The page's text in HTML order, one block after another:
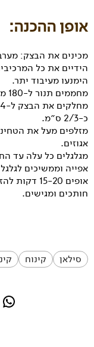
אופן ההכנה:
מכינים את הבצק:
הידיים את כל
הימנעו מעיבוד יתר.
מחממים תנור ל-180 מעלות.
כ-2/3 ס״מ.
מזלפים מעל את
אגוזים.
מגלגלים כל עלה עד
אפייה וממשיכים
אופים 15-
חותכים ומגישים.
סילאן קינוח